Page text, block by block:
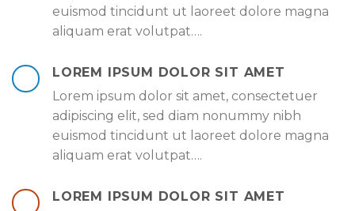
euismod tincidunt ut laoreet dolore magna
aliquam erat volutpat….
LOREM IPSUM DOLOR SIT AMET
Lorem ipsum dolor sit amet, consectetuer
adipiscing elit, sed diam nonummy nibh
euismod tincidunt ut laoreet dolore magna
aliquam erat volutpat….
LOREM IPSUM DOLOR SIT AMET